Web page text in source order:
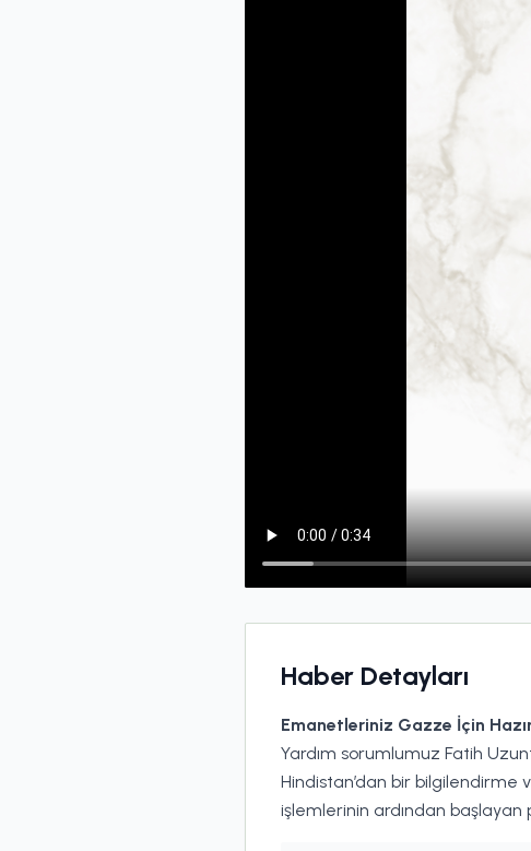
Haber Detayları
Emanetleriniz Gazze İçin
Yardım sorumlumuz Fatih
Hindistan’dan bir bilgilendirme
işlemlerinin ardından başlayan